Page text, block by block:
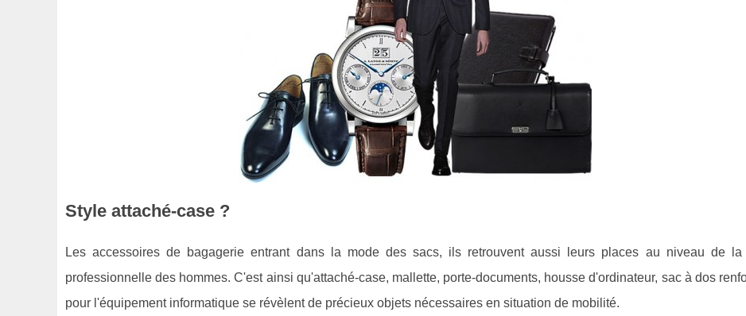
Style attaché-case ?
Les accessoires de bagagerie entrant dans la mode des sacs, ils retrouvent aussi leurs places au niveau de la
professionnelle des hommes. C'est ainsi qu'attaché-case, mallette, porte-documents, housse d'ordinateur, sac à dos
pour l'équipement informatique se révèlent de précieux objets nécessaires en situation de mobilité.